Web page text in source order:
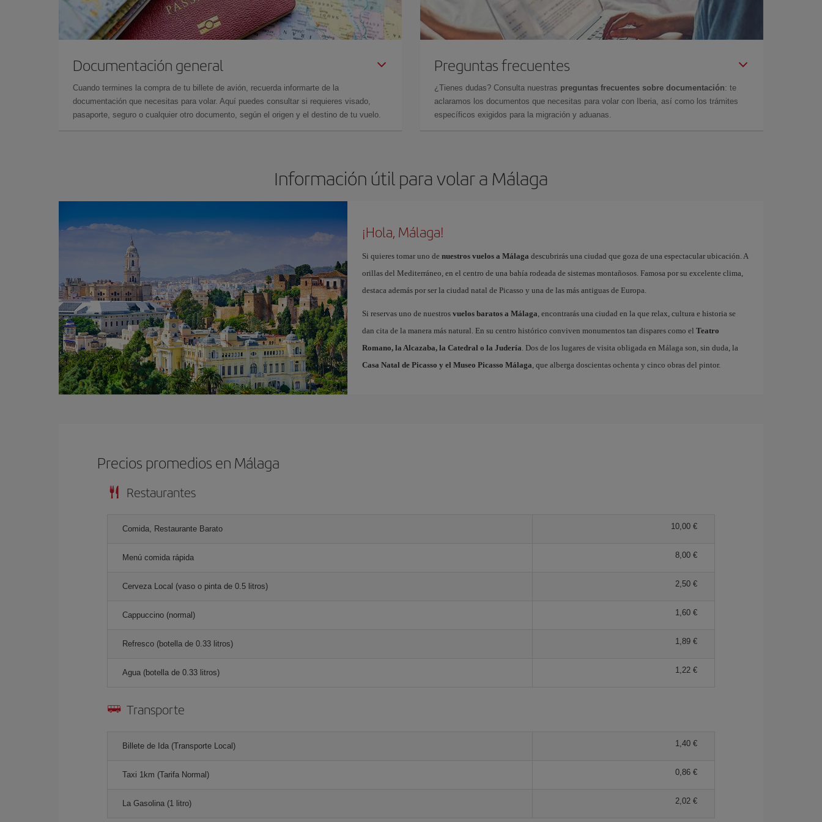
Documentación general
Cuando termines la compra de tu billete de avión, recuerda informarte de la
documentación que necesitas para volar. Aquí puedes consultar si requieres visado,
pasaporte, seguro o cualquier otro documento, según el origen y el destino de tu vuelo.
Preguntas frecuentes
¿Tienes dudas? Consulta nuestras preguntas frecuentes sobre documentación: te
aclaramos los documentos que necesitas para volar con Iberia, así como los trámites
específicos exigidos para la migración y aduanas.
Información útil para volar a Málaga
¡Hola, Málaga!
Si quieres tomar uno de nuestros vuelos a Málaga descubrirás una ciudad que goza de una espectacular ubicación. A
orillas del Mediterráneo, en el centro de una bahía rodeada de sistemas montañosos. Famosa por su excelente clima,
destaca además por ser la ciudad natal de Picasso y una de las más antiguas de Europa.
Si reservas uno de nuestros vuelos baratos a Málaga, encontrarás una ciudad en la que relax, cultura e historia se
dan cita de la manera más natural. En su centro histórico conviven monumentos tan dispares como el Teatro
Romano, la Alcazaba, la Catedral o la Judería. Dos de los lugares de visita obligada en Málaga son, sin duda, la
Casa Natal de Picasso y el Museo Picasso Málaga, que alberga doscientas ochenta y cinco obras del pintor.
Precios promedios en Málaga
Restaurantes
Comida, Restaurante Barato 10,00 €
Menú comida rápida 8,00 €
Cerveza Local (vaso o pinta de 0.5 litros) 2,50 €
Cappuccino (normal) 1,60 €
Refresco (botella de 0.33 litros) 1,89 €
Agua (botella de 0.33 litros) 1,22 €
Transporte
Billete de Ida (Transporte Local) 1,40 €
Taxi 1km (Tarifa Normal) 0,86 €
La Gasolina (1 litro) 2,02 €